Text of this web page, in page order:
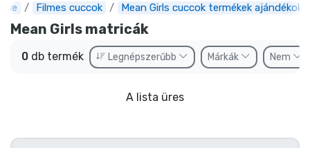
Filmes cuccok Mean Girls cuccok termékek ajándékok
Mean Girls matricák
0 db termék Legnépszerűbb Márkák Nem
A lista üres
Előrendelhető cuccok
Outlet cuccok